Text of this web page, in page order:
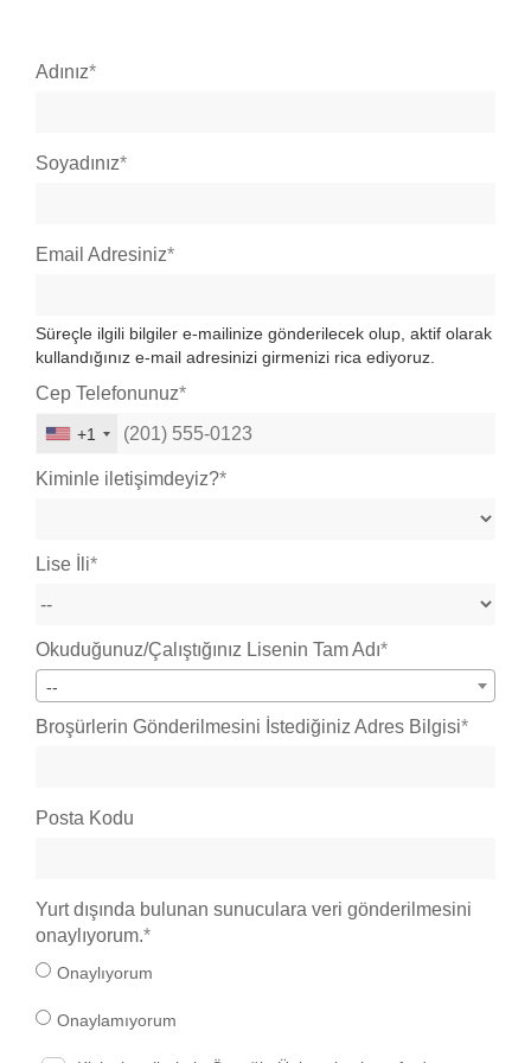
Adınız
Soyadınız
Email Adresiniz
Süreçle ilgili bilgiler e-mailinize gönderilecek olup, aktif olarak
kullandığınız e-mail adresinizi girmenizi rica ediyoruz.
Cep Telefonunuz
+1
Kiminle iletişimdeyiz?
Lise İli
Okuduğunuz/Çalıştığınız Lisenin Tam Adı
--
Broşürlerin Gönderilmesini İstediğiniz Adres Bilgisi
Posta Kodu
Yurt dışında bulunan sunuculara veri gönderilmesini
onaylıyorum.
Onaylıyorum
Onaylamıyorum